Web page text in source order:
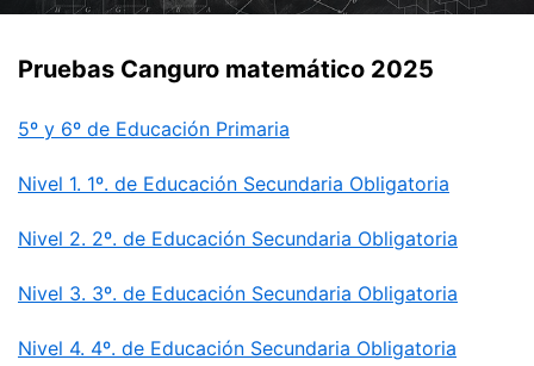
Pruebas Canguro matemático 2025
5º y 6º de Educación Primaria
Nivel 1. 1º. de Educación Secundaria Obligatoria
Nivel 2. 2º. de Educación Secundaria Obligatoria
Nivel 3. 3º. de Educación Secundaria Obligatoria
Nivel 4. 4º. de Educación Secundaria Obligatoria